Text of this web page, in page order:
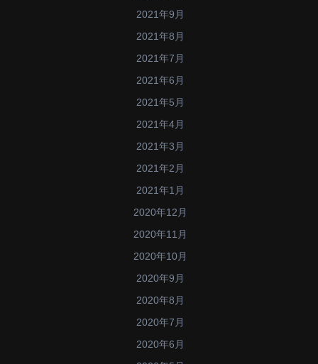
2021年9月
2021年8月
2021年7月
2021年6月
2021年5月
2021年4月
2021年3月
2021年2月
2021年1月
2020年12月
2020年11月
2020年10月
2020年9月
2020年8月
2020年7月
2020年6月